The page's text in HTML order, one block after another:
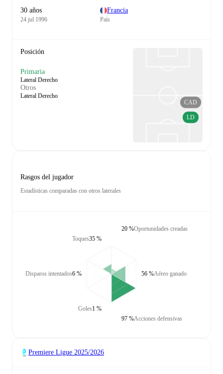
30 años
24 jul 1996
Francia
País
Posición
Primaria
Lateral Derecho
Otros
Lateral Derecho
LD
CAD
Rasgos del jugador
Estadísticas comparadas con otros laterales
Toques35 %
Disparos intentados6 %
Goles1 %
Oportunidades creadas
20 %
Aéreo ganado
56 %
Acciones defensivas
97 %
Premiere Ligue 2025/2026